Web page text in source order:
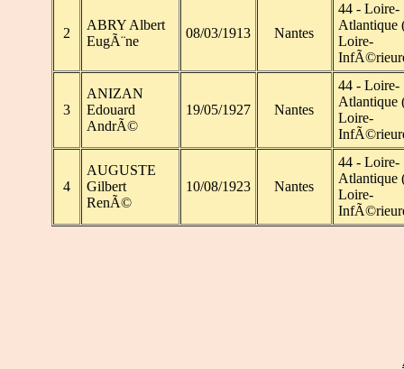
2
ABRY Albert
EugÃ¨ne
08/03/1913 Nantes
44 - Loire-
Atlantique
Loire-
3
ANIZAN
Edouard
AndrÃ©
19/05/1927 Nantes
44 - Loire-
Atlantique
Loire-
4
AUGUSTE
Gilbert
RenÃ©
10/08/1923 Nantes
44 - Loire-
Atlantique
Loire-